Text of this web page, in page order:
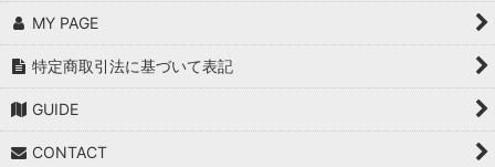
MY PAGE
特定商取引法に基づいて表記
GUIDE
CONTACT